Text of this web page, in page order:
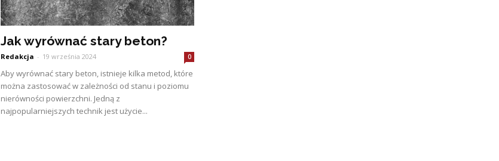
Jak wyrównać stary beton?
Redakcja - 19 września 2024 0
Aby wyrównać stary beton, istnieje kilka metod, które
można zastosować w zależności od stanu i poziomu
nierówności powierzchni. Jedną z
najpopularniejszych technik jest użycie...